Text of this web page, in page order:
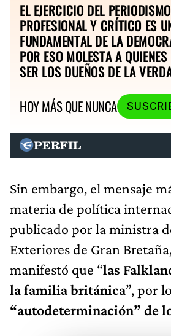
EL EJERCICIO DEL PERIODISMO
PROFESIONAL Y CRÍTICO ES
FUNDAMENTAL DE LA
POR ESO MOLESTA A QUIENES
SER LOS DUEÑOS DE LA
HOY MÁS QUE NUNCA
Sin embargo, el mensaje
materia de política
publicado por la ministra
Exteriores de Gran
manifestó que “las
la familia británica”, por
“autodeterminación” de